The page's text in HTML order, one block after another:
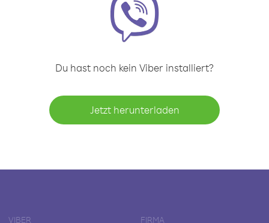
Du hast noch kein Viber installiert?
Jetzt herunterladen
VIBER FIRMA